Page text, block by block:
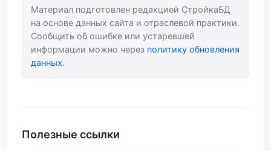
Материал подготовлен редакцией СтройкаБД
на основе данных сайта и отраслевой практики.
Сообщить об ошибке или устаревшей
информации можно через политику обновления
данных.
Полезные ссылки